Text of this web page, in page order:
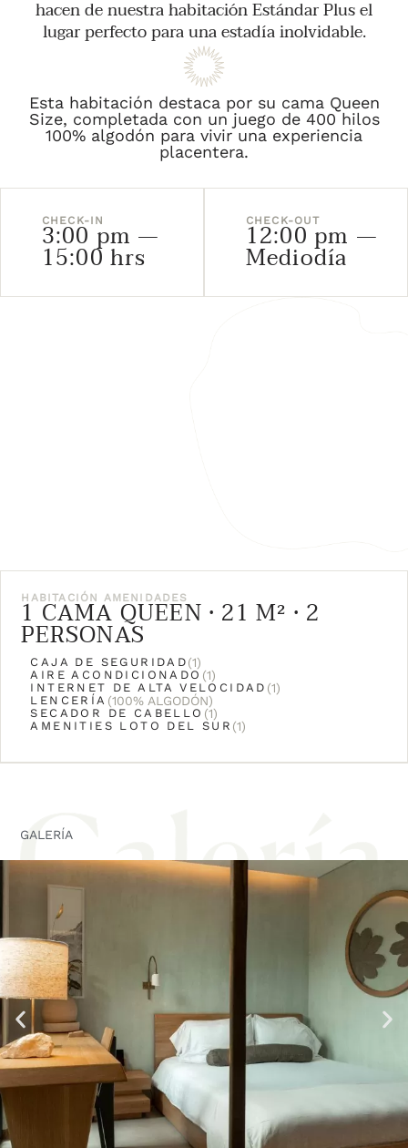
hacen de nuestra habitación Estándar Plus el
lugar perfecto para una estadía inolvidable.
Esta habitación destaca por su cama Queen
Size, completada con un juego de 400 hilos
100% algodón para vivir una experiencia
placentera.
CHECK-IN
3:00 pm —
15:00 hrs
CHECK-OUT
12:00 pm —
Mediodía
HABITACIÓN AMENIDADES
1 CAMA QUEEN • 21 M² • 2
PERSONAS
CAJA DE SEGURIDAD (1)
AIRE ACONDICIONADO (1)
INTERNET DE ALTA VELOCIDAD (1)
LENCERÍA (100% ALGODÓN)
SECADOR DE CABELLO (1)
AMENITIES LOTO DEL SUR (1)
GALERÍA